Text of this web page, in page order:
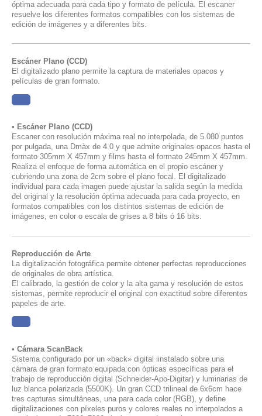
óptima adecuada para cada tipo y formato de película. El escaner
resuelve los diferentes formatos compatibles con los sistemas de
edición de imágenes y a diferentes bits.
Escáner Plano (CCD)
El digitalizado plano permite la captura de materiales opacos y
películas de gran formato.
• Escáner Plano (CCD)
Escaner con resolución máxima real no interpolada, de 5.080 puntos
por pulgada, una Dmàx de 4.0 y que admite originales opacos hasta el
formato 305mm X 457mm y films hasta el formato 245mm X 457mm.
Realiza el enfoque de forma automática en el propio escáner y
cubriendo una zona de 2cm sobre el plano focal. El digitalizado
individual para cada imagen puede ajustar la salida según la medida
del original y la resolución óptima adecuada para cada proyecto, en
formatos compatibles con los distintos sistemas de edición de
imágenes, en color o escala de grises a 8 bits ó 16 bits.
Reproducción de Arte
La digitalización fotográfica permite obtener perfectas reproducciones
de originales de obra artística.
El calibrado, la gestión de color y la alta gama y resolución de estos
sistemas, permite reproducir el original con exactitud sobre diferentes
papeles de arte.
• Cámara ScanBack
Sistema configurado por un «back» digital iinstalado sobre una
cámara de gran formato equipada con ópticas específicas para el
trabajo de reproducción digital (Schneider-Apo-Digitar) y luminarias de
luz blanca polarizada (5500K). Un gran CCD trilineal de 6x6cm hace
tres capturas simultáneas, una para cada color (RGB), y define
digitalizaciones con píxeles puros y colores reales no interpolados a